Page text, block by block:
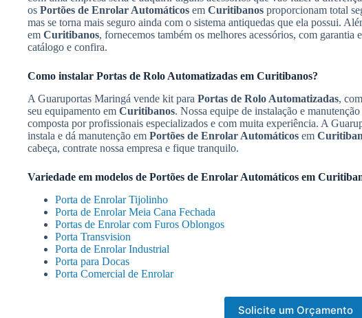
os Portões de Enrolar Automáticos em Curitibanos proporcionam total
mas se torna mais seguro ainda com o sistema antiquedas que ela possui.
em Curitibanos, fornecemos também os melhores acessórios, com garantia
catálogo e confira.
Como instalar Portas de Rolo Automatizadas em Curitibanos?
A Guaruportas Maringá vende kit para Portas de Rolo Automatizadas,
seu equipamento em Curitibanos. Nossa equipe de instalação e manutenção
composta por profissionais especializados e com muita experiência. A
instala e dá manutenção em Portões de Enrolar Automáticos em
cabeça, contrate nossa empresa e fique tranquilo.
Variedade em modelos de Portões de Enrolar Automáticos em
Porta de Enrolar Tijolinho
Porta de Enrolar Meia Cana Fechada
Portas de Enrolar com Furos Oblongos
Porta Transvision
Porta de Enrolar Industrial
Porta para Docas
Porta Comercial de Enrolar
Solicite um Orçamento